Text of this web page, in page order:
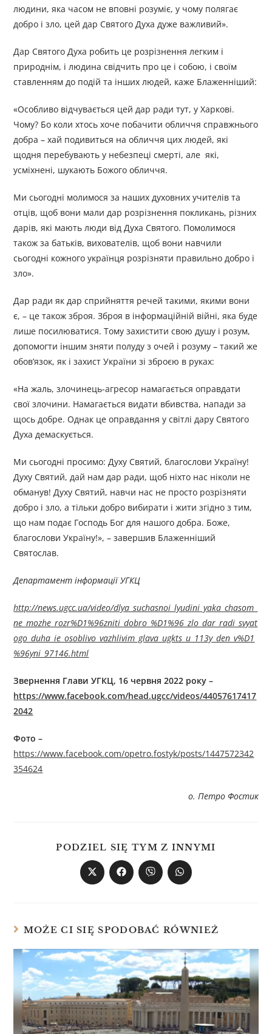
людини, яка часом не вповні розуміє, у чому полягає
добро і зло, цей дар Святого Духа дуже важливий».
Дар Святого Духа робить це розрізнення легким і
природнім, і людина свідчить про це і собою, і своїм
ставленням до подій та інших людей, каже Блаженніший:
«Особливо відчувається цей дар ради тут, у Харкові.
Чому? Бо коли хтось хоче побачити обличчя справжнього
добра – хай подивиться на обличчя цих людей, які
щодня перебувають у небезпеці смерті, але які,
усміхнені, шукають Божого обличчя.
Ми сьогодні молимося за наших духовних учителів та
отців, щоб вони мали дар розрізнення покликань, різних
дарів, які мають люди від Духа Святого. Помолимося
також за батьків, вихователів, щоб вони навчили
сьогодні кожного українця розрізняти правильно добро і
зло».
Дар ради як дар сприйняття речей такими, якими вони
є, – це також зброя. Зброя в інформаційній війні, яка буде
лише посилюватися. Тому захистити свою душу і розум,
допомогти іншим зняти полуду з очей і розуму – такий же
обов’язок, як і захист України зі зброєю в руках:
«На жаль, злочинець-агресор намагається оправдати
свої злочини. Намагається видати вбивства, напади за
щось добре. Однак це оправдання у світлі дару Святого
Духа демаскується.
Ми сьогодні просимо: Духу Святий, благослови Україну!
Духу Святий, дай нам дар ради, щоб ніхто нас ніколи не
обманув! Духу Святий, навчи нас не просто розрізняти
добро і зло, а тільки добро вибирати і жити згідно з тим,
що нам подає Господь Бог для нашого добра. Боже,
благослови Україну!», – завершив Блаженніший
Святослав.
Департамент інформації УГКЦ
http://news.ugcc.ua/video/dlya_suchasnoi_lyudini_yaka_chasom_
ne_mozhe_rozr%D1%96zniti_dobro_%D1%96_zlo_dar_radi_svyat
ogo_duha_ie_osoblivo_vazhlivim_glava_ugkts_u_113y_den_v%D1
%96yni_97146.html
Звернення Глави УГКЦ, 16 червня 2022 року –
https://www.facebook.com/head.ugcc/videos/44057617417
2042
Фото –
https://www.facebook.com/opetro.fostyk/posts/1447572342
354624
о. Петро Фостик
PODZIEL SIĘ TYM Z INNYMI
MOŻE CI SIĘ SPODOBAĆ RÓWNIEŻ